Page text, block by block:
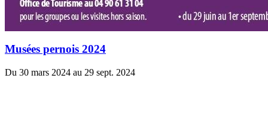
Musées pernois 2024
Du 30 mars 2024 au 29 sept. 2024